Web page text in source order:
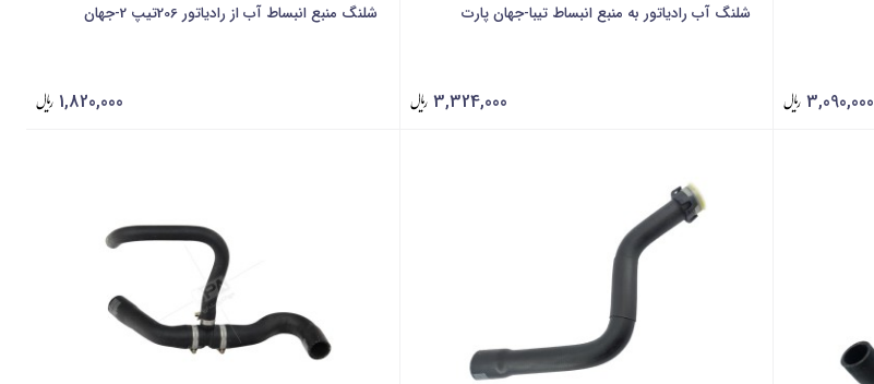
3,090,000
شلنگ آب رادیاتور به منبع انبساط تیبا-جهان پارت
3,324,000
شلنگ منبع انبساط آب از رادیاتور 206تیپ 2-جهان
1,820,000